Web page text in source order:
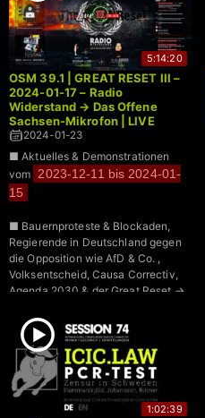
5:14:20
OSM 39.1 | GREAT RESET III –
2024-01-17 – Radio
Widerstand → Das Offene
Sachsen-Mikrofon | LIVE
2024-01-23
■ Aktuelles & Demonstrationen
vom 2023-12-11 bis 2024-01-
15
■ Bauernproteste & Blockaden,
Regierende in Deutschland gegen
die Opposition wie AfD & Co. ,
Volksentscheid, Causa Correctiv,
Agenda 2030 & der Great Reset →
Economic Forum, Transhumanismus
1:02:39